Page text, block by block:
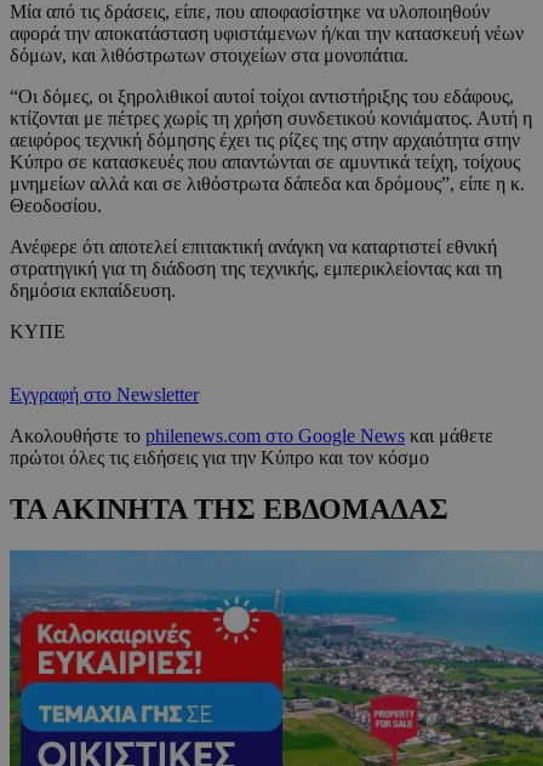
Μία από τις δράσεις, είπε, που αποφασίστηκε να υλοποιηθούν
αφορά την αποκατάσταση υφιστάμενων ή/και την κατασκευή νέων
δόμων, και λιθόστρωτων στοιχείων στα μονοπάτια.
“Οι δόμες, οι ξηρολιθικοί αυτοί τοίχοι αντιστήριξης του εδάφους,
κτίζονται με πέτρες χωρίς τη χρήση συνδετικού κονιάματος. Αυτή η
αειφόρος τεχνική δόμησης έχει τις ρίζες της στην αρχαιότητα στην
Κύπρο σε κατασκευές που απαντώνται σε αμυντικά τείχη, τοίχους
μνημείων αλλά και σε λιθόστρωτα δάπεδα και δρόμους”, είπε η κ.
Θεοδοσίου.
Ανέφερε ότι αποτελεί επιτακτική ανάγκη να καταρτιστεί εθνική
στρατηγική για τη διάδοση της τεχνικής, εμπερικλείοντας και τη
δημόσια εκπαίδευση.
KYΠΕ
Εγγραφή στο Newsletter
Ακολουθήστε το philenews.com στο Google News και μάθετε
πρώτοι όλες τις ειδήσεις για την Κύπρο και τον κόσμο
ΤΑ ΑΚΙΝΗΤΑ ΤΗΣ ΕΒΔΟΜΑΔΑΣ